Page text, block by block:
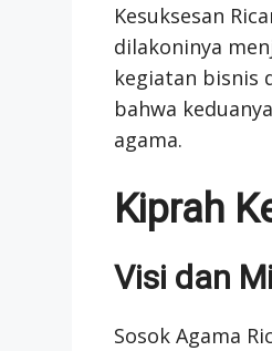
Kesuksesan
dilakoninya
kegiatan bisnis
bahwa
agama.
Kiprah
Visi dan
Sosok Agama